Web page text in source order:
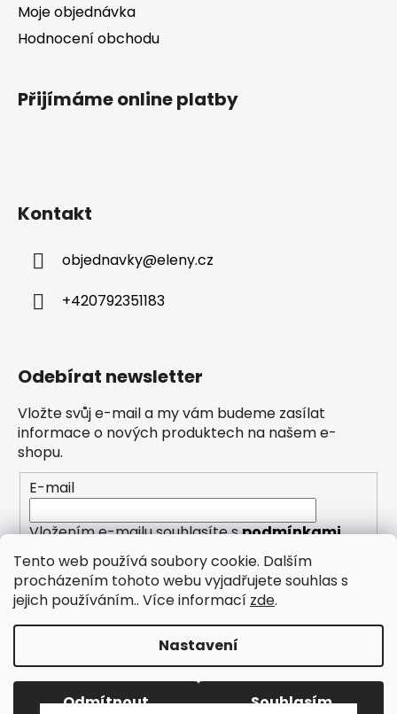
Tento web používá soubory cookie. Dalším
procházením tohoto webu vyjadřujete souhlas s
jejich používáním.. Více informací zde.
Nastavení
Odmítnout Souhlasím
Moje objednávka
Hodnocení obchodu
Přijímáme online platby
Kontakt
objednavky@eleny.cz
+420792351183
Odebírat newsletter
Vložte svůj e-mail a my vám budeme zasílat
informace o nových produktech na našem e-
shopu.
E-mail
Vložením e-mailu souhlasíte spodmínkami
ochrany osobních údajů
PŘIHLÁSIT SE
Vytvořil Shoptet
Copyright 2026Eleny. Všechna práva vyhrazena.
“Nic”